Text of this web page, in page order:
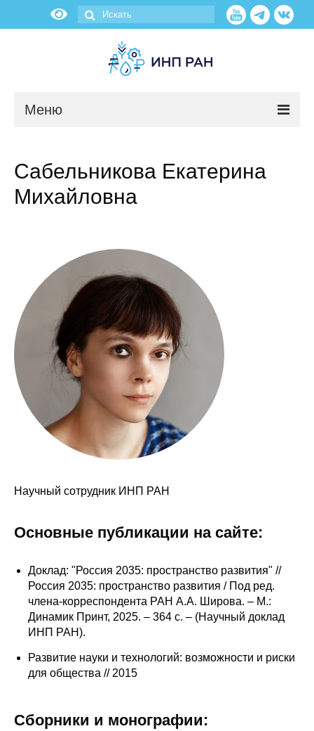
Меню
Научные подразделения
Администрация
Сотрудники
Отчетность
Противодействие коррупции
Материалы для СМИ
Публикации
Научная жизнь
О журнале
Номера журналов
Редакционная этика
Общие требования
Сабельникова Екатерина
Михайловна
Научный сотрудник ИНП РАН
Основные публикации на сайте:
Доклад: "Россия 2035: пространство развития" //
Россия 2035: пространство развития / Под ред.
члена-корреспондента РАН А.А. Широва. – М.:
Динамик Принт, 2025. – 364 с. – (Научный доклад
ИНП РАН).
Развитие науки и технологий: возможности и риски
для общества // 2015
Сборники и монографии: